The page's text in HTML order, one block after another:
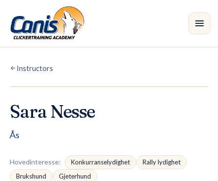
Skip to main content
Courses
Instructors
Blog
Instructors
Sara Nesse
Ås
Hovedinteresse: Konkurranselydighet
Rally lydighet
Brukshund
Gjeterhund